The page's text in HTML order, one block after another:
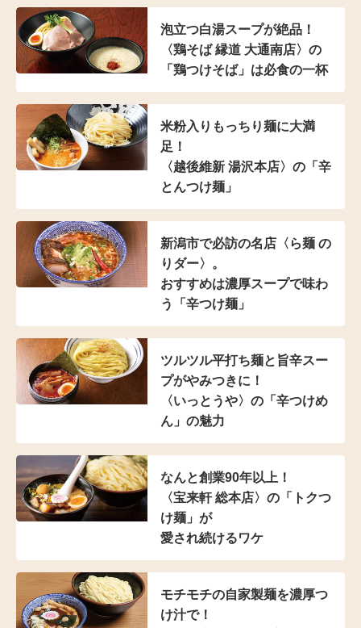
泡立つ白湯スープが絶品！
〈鶏そば 縁道 大通南店〉の
「鶏つけそば」は必食の一杯
米粉入り もっちり麺に大満
足！
〈越後維新 湯沢本店〉の 「辛
とんつけ麺」
新潟市で必訪の名店 〈ら麺 の
りダー〉。
おすすめは濃厚スープで味わ
う「辛つけ麺」
ツルツル平打ち麺と 旨辛スー
プがやみつきに！
〈いっとうや〉の 「辛つけめ
ん」の魅力
なんと創業90年以上！
〈宝来軒 総本店〉の 「トクつ
け麺」が
愛され続けるワケ
モチモチの自家製麺を濃厚つ
け汁で！